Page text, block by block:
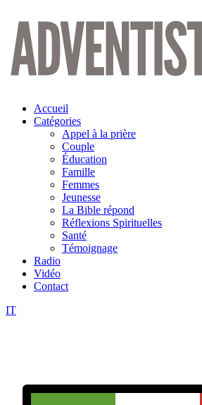
Aller
contenu
Accueil
Catégories
Appel à la prière
Couple
Éducation
Famille
Femmes
Jeunesse
La Bible répond
Réflexions Spirituelles
Santé
Témoignage
Radio
Vidéo
Contact
IT